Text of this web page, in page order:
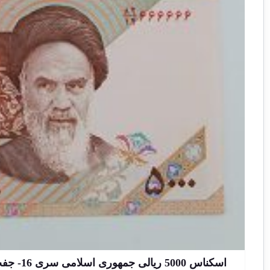
اسکناس 5000 ریالی جمهوری اسلامی سری 16- جفت شماره رند 6 خاص سوپر بانکی – 82/14-666665&6